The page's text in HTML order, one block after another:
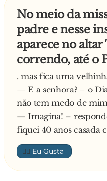
- É isso mesmo!
quase fizemos na
quarta…
—
Desde há 2 anos que
quase, mas é mesmo
fresquinha!
Parabéns Anedota do
No meio da
padre e nesse
aparece no altar
correndo, até o
. mas fica uma
— E a senhora? – o
não tem medo de
— Imagina! –
fiquei 40 anos casada
👍🏼